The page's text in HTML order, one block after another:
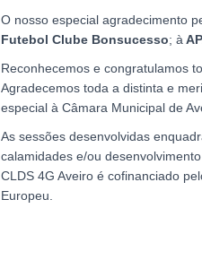
O nosso especial agradecimento
Futebol Clube Bonsucesso; à
Reconhecemos e congratulamos
Agradecemos toda a distinta e
especial à Câmara Municipal de
As sessões desenvolvidas
calamidades e/ou
CLDS 4G Aveiro é cofinanciado
Europeu.